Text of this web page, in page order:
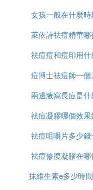
2.要調節自己的心理
壓力，保證合理的睡
3.清腸排毒，每天
膚，不要挖、擠壓
刺激的食物，少攝
5.保證充足的睡眠，
的睡眠時間。
3. 額頭上長痘
女孩一般在什麼時
痘
萊依詩祛痘精華哪
祛痘痘和痘印用什
品
痘博士祛痘師一個
資多少
兩邊腋窩長痘是什
事
祛痘凝膠哪個效果
國
祛痘咀嚼片多少錢
祛痘修復凝膠在哪
驟使用
抹維生素e多少時